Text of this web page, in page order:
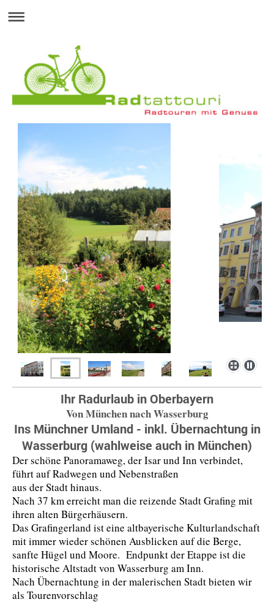
Ihr Radurlaub in Oberbayern
Von München nach Wasserburg
Ins Münchner Umland - inkl. Übernachtung in
Wasserburg (wahlweise auch in München)
Der schöne Panoramaweg, der Isar und Inn verbindet,
führt auf Radwegen und Nebenstraßen
aus der Stadt hinaus.
Nach 37 km erreicht man die reizende Stadt Grafing mit
ihren alten Bürgerhäusern.
Das Grafingerland ist eine altbayerische Kulturlandschaft
mit immer wieder schönen Ausblicken auf die Berge,
sanfte Hügel und Moore. Endpunkt der Etappe ist die
historische Altstadt von Wasserburg am Inn.
Nach Übernachtung in der malerischen Stadt bieten wir
als Tourenvorschlag